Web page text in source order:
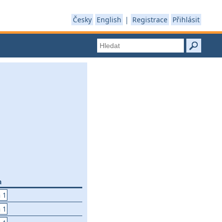
Česky English | Registrace Přihlásit